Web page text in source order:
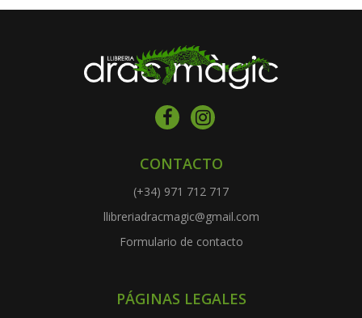
CONTACTO
(+34) 971 712 717
llibreriadracmagic@gmail.com
Formulario de contacto
PÁGINAS LEGALES